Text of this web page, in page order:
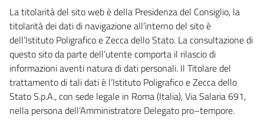
La titolarità del sito web è della Presidenza del Consiglio, la
titolarità dei dati di navigazione all’interno del sito è
dell’Istituto Poligrafico e Zecca dello Stato. La consultazione di
questo sito da parte dell’utente comporta il rilascio di
informazioni aventi natura di dati personali. Il Titolare del
trattamento di tali dati è l’Istituto Poligrafico e Zecca dello
Stato S.p.A., con sede legale in Roma (Italia), Via Salaria 691,
nella persona dell’Amministratore Delegato pro–tempore.